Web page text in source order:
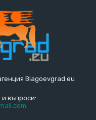
Blagoevgrad.eu
въпроси: